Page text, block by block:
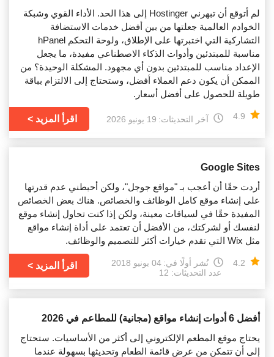
لم أتوقع أن تبهرني Hostinger إلى هذا الحد. الأداء القوي وشبكة
الخوادم العالمية جعلتها من بين أفضل خدمات الاستضافة
التشاركية التي اختبرتها على الإطلاق، ولوحة التحكم hPanel
مناسبة للمبتدئين وأدوات الذكاء الاصطناعي مفيدة، ما يجعل
الإعداد مناسب للمبتدئين بدون أي مجهود. المشكلة الوحيدة؟ من
الممكن أن يكون دعم العملاء أفضل، وستحتاج إلى الالتزام بباقة
طويلة للحصول على أفضل أسعار.
4.9 آخر التحديثات: 19 يونيو 2026 اقرأ المزيد
Google Sites
أردت حقًا أن أعجب بـ "مواقع جوجل"، ولكن أحبطني عدم قدرتها
على إنشاء موقع كامل الوظائف والخصائص. هناك بعض الخصائص
المفيدة حقًا في لسياقات معينة، ولكن إذا كنت تحاول إنشاء موقع
لنفسك أو لشركتك، من الأفضل أن تعتمد على أداة إنشاء مواقع
مثل Wix التي تقدم خيارات أكثر للتصميم والوظائف.
4.2 نُشر أولًا في: 04 يونيو 2018
عدد التحديثات: 12
اقرأ المزيد
أفضل 6 أدوات إنشاء مواقع (مجانية) للمطاعم في 2026
يحتاج موقع المطعم الإلكتروني إلى أكثر من الأساسيات. ستحتاج
إلى أن تتمكن من عرض قائمة الطعام وتحديثها بسهولة عندما